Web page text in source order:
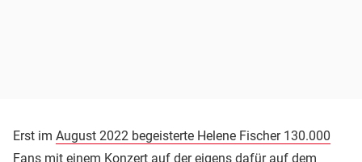
Erst im August 2022 begeisterte Helene Fischer 130.000
Fans mit einem Konzert auf der eigens dafür auf dem